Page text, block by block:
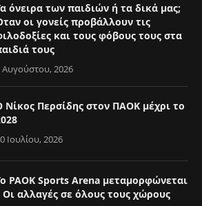
όνειρα των παιδιών ή τα δικά μας;
οι γονείς προβάλλουν τις
και τους φόβους τους στα
τους
Αυγούστου, 2026
Νίκος Περσίδης στον ΠΑΟΚ μέχρι το
Ιουλίου, 2026
PAOK Sports Arena μεταμορφώνεται
Οι αλλαγές σε όλους τους χώρους